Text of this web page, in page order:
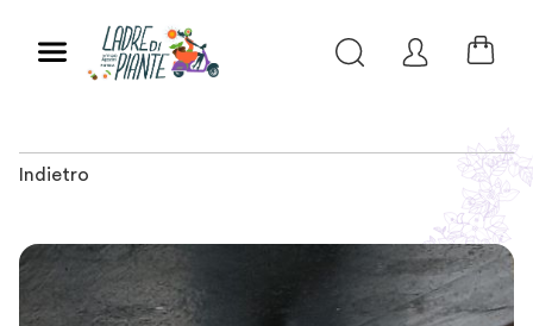
Indietro
Slide 1 of 1